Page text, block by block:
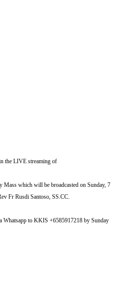
the LIVE streaming of
which will be broadcasted on Sunday, 7
Fr Rusdi Santoso, SS.CC.
Whatsapp to KKIS +6585917218 by Sunday